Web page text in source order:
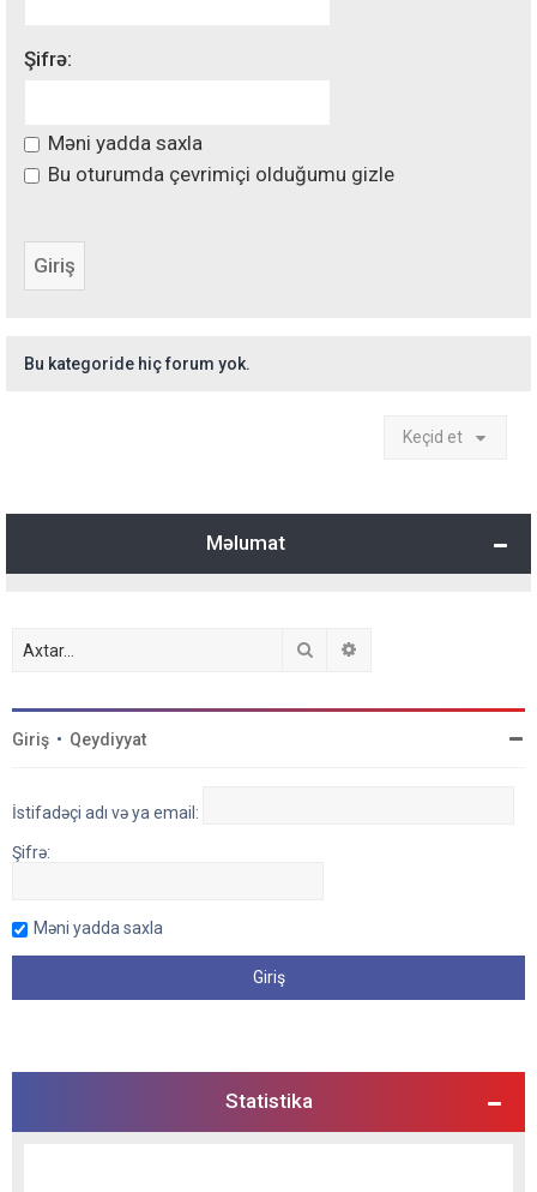
Şifrə:
Məni yadda saxla
Bu oturumda çevrimiçi olduğumu gizle
Bu kategoride hiç forum yok.
Keçid et
Məlumat
Axtar
Giriş • Qeydiyyat
İstifadəçi adı və ya email:
Şifrə:
Məni yadda saxla
Statistika